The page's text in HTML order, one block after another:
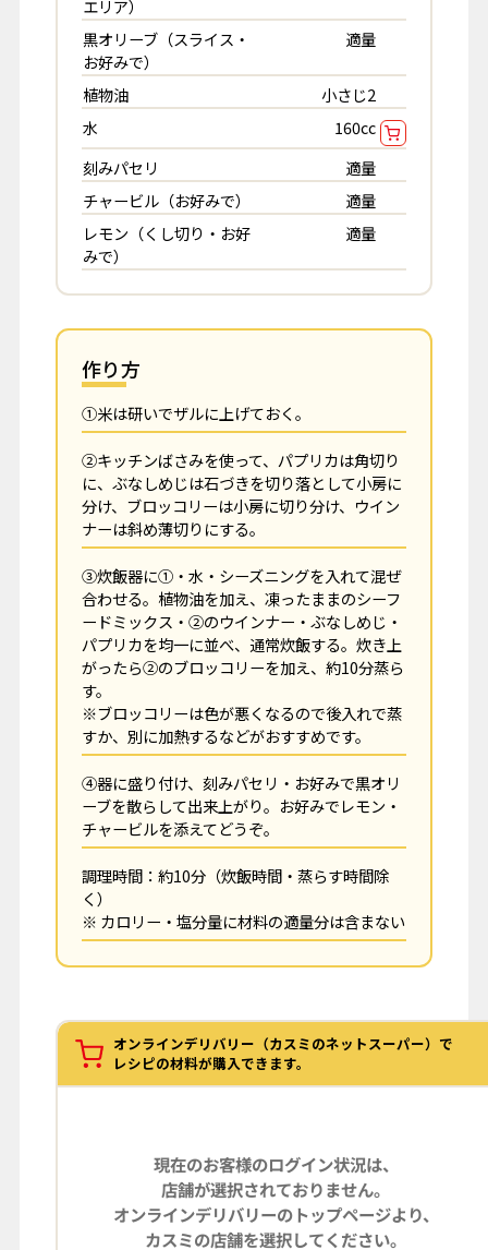
エリア）
黒オリーブ（スライス・
お好みで）
適量
植物油
小さじ2
水
160cc
刻みパセリ
適量
チャービル（お好みで）
適量
レモン（くし切り・お好
みで）
適量
作り方
①米は研いでザルに上げておく。
➁キッチンばさみを使って、パプリカは角切り
に、ぶなしめじは石づきを切り落として小房に
分け、ブロッコリーは小房に切り分け、ウイン
ナーは斜め薄切りにする。
③炊飯器に①・水・シーズニングを入れて混ぜ
合わせる。植物油を加え、凍ったままのシーフ
ードミックス・➁のウインナー・ぶなしめじ・
パプリカを均一に並べ、通常炊飯する。炊き上
がったら➁のブロッコリーを加え、約10分蒸ら
す。
※ブロッコリーは色が悪くなるので後入れで蒸
すか、別に加熱するなどがおすすめです。
④器に盛り付け、刻みパセリ・お好みで黒オリ
ーブを散らして出来上がり。お好みでレモン・
チャービルを添えてどうぞ。
調理時間：約10分（炊飯時間・蒸らす時間除
く）
※ カロリー・塩分量に材料の適量分は含まない
オンラインデリバリー（カスミのネットスーパー）で
レシピの材料が購入できます。